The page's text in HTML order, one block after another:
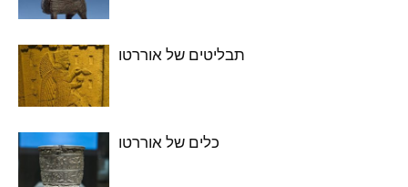
תבליטים של אוררטו
כלים של אוררטו